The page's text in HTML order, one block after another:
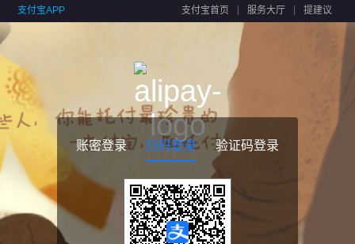
支付宝APP 支付宝首页 服务大厅 提建议
账密登录 扫码登录 验证码登录